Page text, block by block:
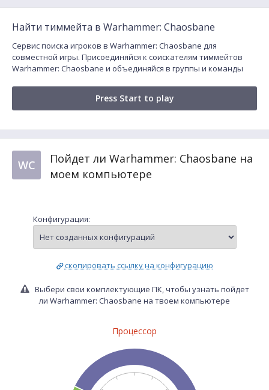
Найти тиммейта в Warhammer: Chaosbane
Сервис поиска игроков в Warhammer: Chaosbane для
совместной игры. Присоединяйся к соискателям тиммейтов
Warhammer: Chaosbane и объединяйся в группы и команды
Press Start to play
WC
Пойдет ли Warhammer: Chaosbane на
моем компьютере
Конфигурация:
скопировать ссылку на конфигурацию
Выбери свои комплектующие ПК, чтобы узнать пойдет
ли Warhammer: Chaosbane на твоем компьютере
Процессор